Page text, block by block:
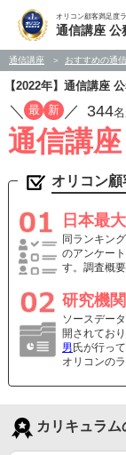
オリコン顧客満足度
通信講座 公
通信講座 おすすめの通
【2022年】通信講座
／ 最 新 ／ 344
通信講
オリコン
日本最
同ランキン
のアンケー
す。調査概
研究機
ソースデー
開されてお
男 氏が行って
オリコンの
カリキュラ